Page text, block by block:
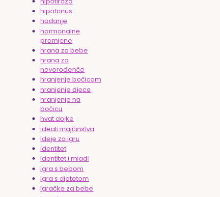
hipotonus
hodanje
hormonalne
promjene
hrana za bebe
hrana za
novorođenče
hranjenje bočicom
hranjenje djece
hranjenje na
bočicu
hvat dojke
ideali majčinstva
ideje za igru
identitet
identitet i mladi
igra s bebom
igra s djetetom
igračke za bebe